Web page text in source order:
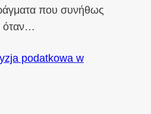
που συνήθως
όταν…